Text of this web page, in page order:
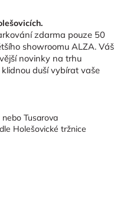
zdarma pouze 50
showroomu ALZA. Váš
novinky na trhu
duší vybírat vaše
Tusarova
Holešovické tržnice